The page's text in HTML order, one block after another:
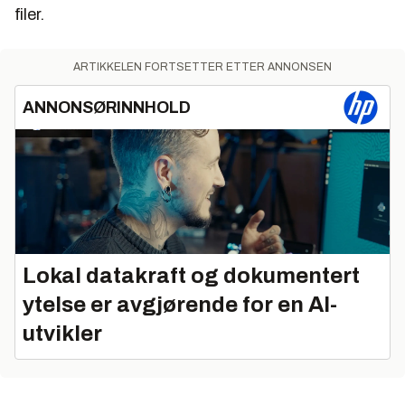
filer.
ARTIKKELEN FORTSETTER ETTER ANNONSEN
ANNONSØRINNHOLD
Lokal datakraft og dokumentert
ytelse er avgjørende for en AI-
utvikler